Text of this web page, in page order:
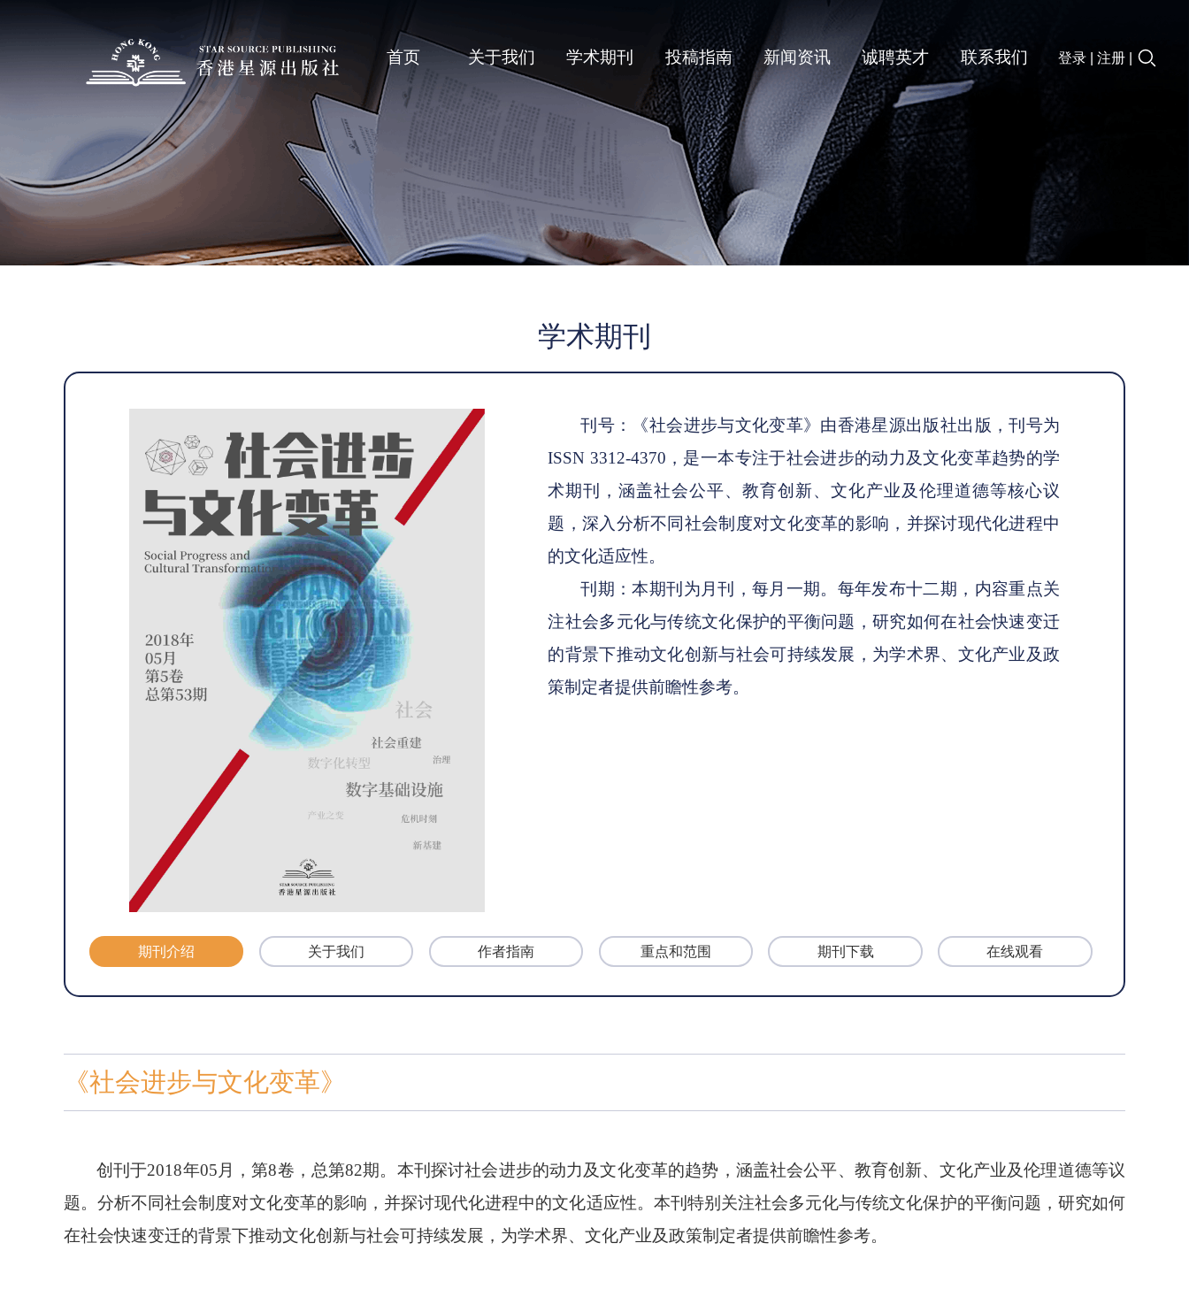
首页 关于我们 学术期刊 投稿指南 新闻资讯 诚聘英才 联系我们 登录 |注册
学术期刊
刊号：《社会进步与文化变革》由香港星源出版社出版，刊号为
ISSN 3312-4370，是一本专注于社会进步的动力及文化变革趋势的学
术期刊，涵盖社会公平、教育创新、文化产业及伦理道德等核心议
题，深入分析不同社会制度对文化变革的影响，并探讨现代化进程中
的文化适应性。
刊期：本期刊为月刊，每月一期。每年发布十二期，内容重点关
注社会多元化与传统文化保护的平衡问题，研究如何在社会快速变迁
的背景下推动文化创新与社会可持续发展，为学术界、文化产业及政
策制定者提供前瞻性参考。
期刊介绍 关于我们 作者指南 重点和范围 期刊下载 在线观看
《社会进步与文化变革》
创刊于2018年05月，第8卷，总第82期。 本刊探讨社会进步的动力及文化变革的趋势，涵盖社会公平、教育创新、文化产业及伦理道德等议
题。分析不同社会制度对文化变革的影响，并探讨现代化进程中的文化适应性。 本刊 特别关注社会多元化与传统文化保护的平衡问题，研究如何
在社会快速变迁的背景下推动文化创新与社会可持续发展，为学术界、文化产业及政策制定者提供前瞻性参考。